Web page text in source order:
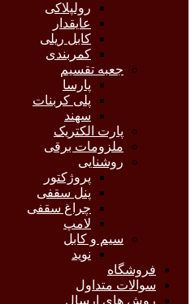
رولپلاکی
عایقدار
کابل ریلی
کمربندی
جعبه تقسیم
پارسا
پلی کربنات
سهند
پارت الکتریک
ملزومات برقی
روشنایی
پروژکتور
پنل سقفی
چراغ سقفی
لامپ
سیم و کابل
نوید
فروشگاه
سوالات متداول
روش های ارسال